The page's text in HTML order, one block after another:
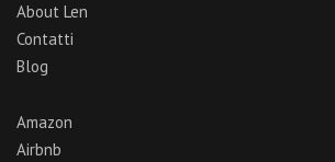
About Len
Contatti
Blog
Amazon
Airbnb